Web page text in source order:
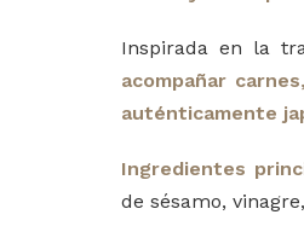
Inspirada en la
acompañar
auténticamente
Ingredientes
de sésamo,